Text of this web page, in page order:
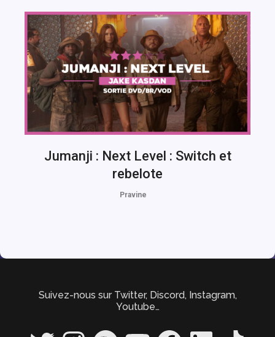
Jumanji : Next Level : Switch et
rebelote
Pravine
Suivez-nous sur Twitter, Discord, Instagram,
Youtube…
Twitter InstagramSpotify YouTube FacebookLinkedIn TikTok